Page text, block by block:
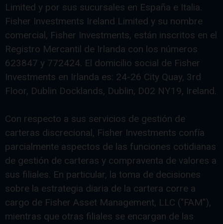
Limited y por sus sucursales en España e Italia.
Fisher Investments Ireland Limited y su nombre
comercial, Fisher Investments, están inscritos en el
Registro Mercantil de Irlanda con los números
623847 y 772424. El domicilio social de Fisher
Investments en Irlanda es: 24-26 City Quay, 3rd
Floor, Dublin Docklands, Dublin, D02 NY19, Ireland.
Con respecto a sus servicios de gestión de
carteras discrecional, Fisher Investments confía
parcialmente aspectos de las funciones cotidianas
de gestión de carteras y compraventa de valores a
sus filiales. En particular, la toma de decisiones
sobre la estrategia diaria de la cartera corre a
cargo de Fisher Asset Management, LLC ("FAM"),
mientras que otras filiales se encargan de las